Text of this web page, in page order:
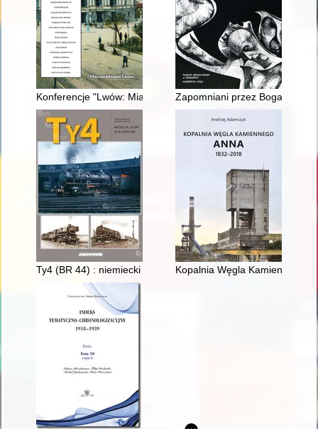
Konferencje "Lwów: Miasto - społeczeństwo - kultura" : 30
Zapomniani przez Boga i świat
Ty4 (BR 44) : niemiecki "słoń" w służbie PKPKopalnia Węgla Kamiennego